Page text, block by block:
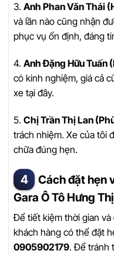
3. Anh Phan Văn Thái
và lần nào cũng nhận
phục vụ ổn định, đáng
4. Anh Đặng Hữu Tuấn
có kinh nghiệm, giá cả
xe tại đây.
5. Chị Trần Thị Lan
trách nhiệm. Xe của tôi
chữa đúng hẹn.
Cách đặt hẹn
Gara Ô Tô Hưng
Để tiết kiệm thời gian
khách hàng có thể đặt
0905902179. Để tránh